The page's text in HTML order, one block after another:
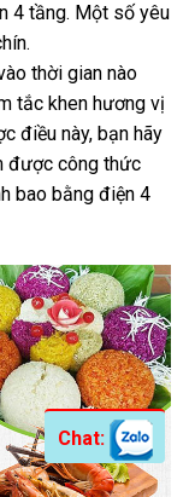
4 tầng. Một số yêu
thời gian nào
tắc khen hương vị
điều này, bạn hãy
được công thức
bao bằng điện 4
Chat: